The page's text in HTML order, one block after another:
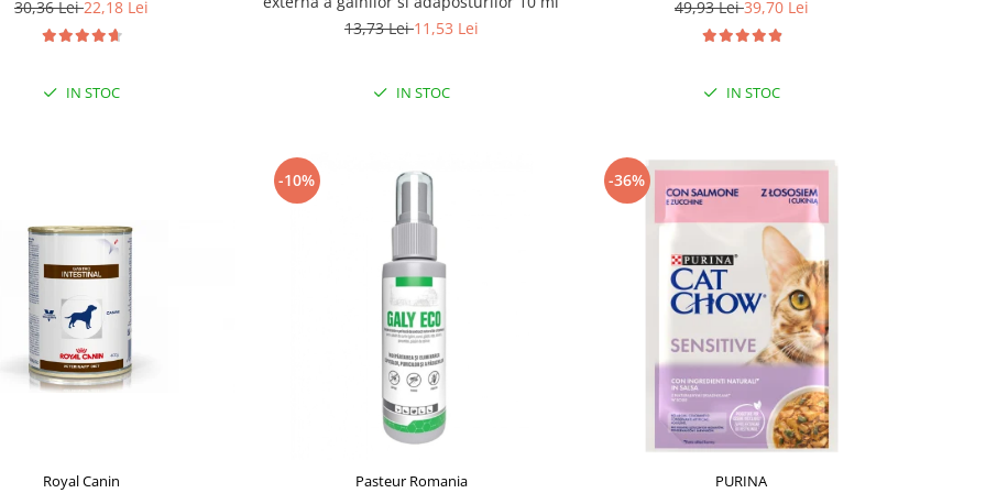
30,36 Lei22,18 Lei
IN STOC
13,73 Lei11,53 Lei
IN STOC
49,93 Lei39,70 Lei
IN STOC
Royal Canin
-10%
Pasteur Romania
-36%
PURINA